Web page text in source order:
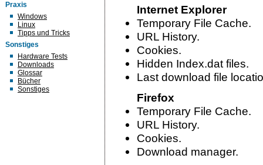
Praxis
Windows
Linux
Tipps und Tricks
Sonstiges
Hardware Tests
Downloads
Glossar
Bücher
Sonstiges
Internet Explorer
Temporary File Cache.
URL History.
Cookies.
Hidden Index.dat files.
Last download file
Firefox
Temporary File Cache.
URL History.
Cookies.
Download manager.